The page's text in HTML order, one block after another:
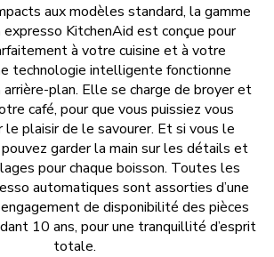
aux modèles standard, la gamme
expresso KitchenAid est conçue pour
à votre cuisine et à votre
technologie intelligente fonctionne
plan. Elle se charge de broyer et
café, pour que vous puissiez vous
le plaisir de le savourer. Et si vous le
garder la main sur les détails et
pour chaque boisson. Toutes les
automatiques sont assorties d’une
de disponibilité des pièces
10 ans, pour une tranquillité d’esprit
totale.